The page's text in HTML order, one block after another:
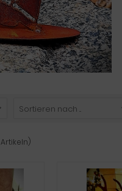
Sortieren nach ...
Artikeln)